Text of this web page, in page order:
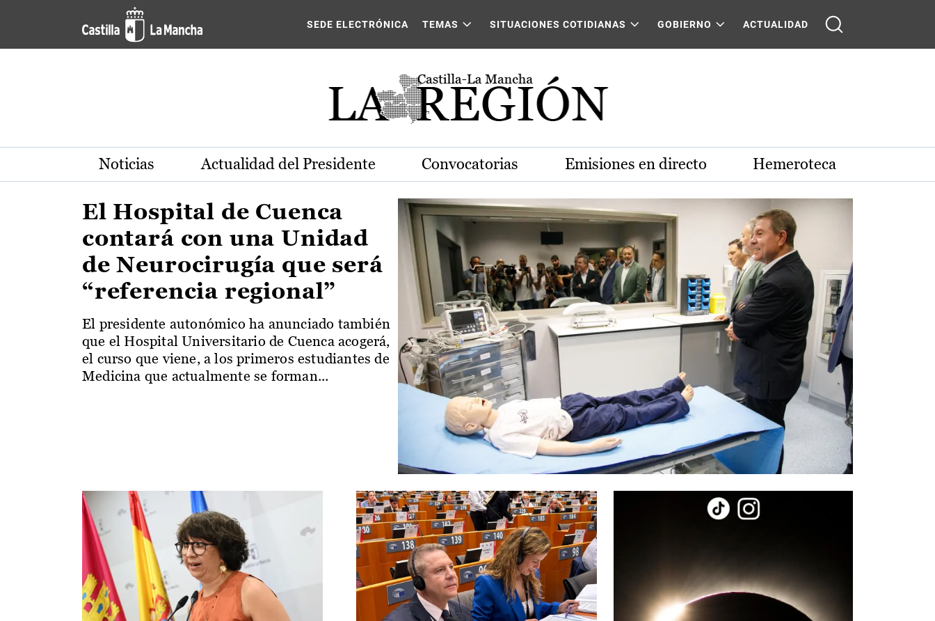
Pasar al contenido principal
Actualidad de la región de Castilla-La Mancha
SEDE ELECTRÓNICA TEMAS SITUACIONES COTIDIANAS GOBIERNO ACTUALIDAD
Noticias Actualidad del Presidente Convocatorias Emisiones en directo Hemeroteca
El Hospital de Cuenca
contará con una Unidad
de Neurocirugía que será
“referencia regional”
El presidente autonómico ha anunciado también
que el Hospital Universitario de Cuenca acogerá,
el curso que viene, a los primeros estudiantes de
Medicina que actualmente se forman...